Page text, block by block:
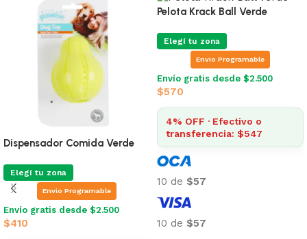
Dispensador Comida Verde
Elegí tu zona
Envio Programable
Envío gratis desde $2.500
$410
Pelota Krack Ball Verde
Elegí tu zona
Envio Programable
Envío gratis desde $2.500
$570
4% OFF · Efectivo o
transferencia: $547
10 de $57
10 de $57